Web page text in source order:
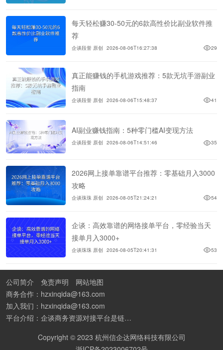
每天轻松赚30-50元的6款高性价比副业软件推
荐
企谈段誉 原创 2026-08-06T16:27:38 29
真正能赚钱的手机游戏推荐：5款无坑手游副业
指南
企谈段誉 原创 2026-08-06T15:48:37 41
AI副业赚钱指南：5种零门槛AI变现方法
企谈段誉 原创 2026-08-06T14:51:46 35
2026网上接单靠谱平台推荐：零基础月入3000
攻略
企谈珠珠 原创 2026-08-05T21:24:21 54
企谈：高效靠谱的网络接单平台，零经验当天
接单月入3000+
企谈珠珠 原创 2026-08-05T20:41:31 53
公司简介 免责声明
网站地图
商务合作：hzxinqida@163.com
加入我们：hzxinqida@163.com
平台介绍：企谈商务资源对接平台是链接资源人脉与客户的平台,也是地推app接任务平台、地推拉新团队接单平台。平台汇聚100W+商务资源，地推拉新、APP推广、BD异业合作等业务可免费发布。同时全国的地推团队和个人都可在地推接单平台找到赚钱项目和分享交流地推问题。
Copyright © 2023 杭州信企达网络科技有限公司